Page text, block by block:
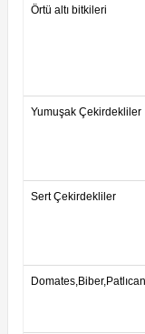
Örtü altı bitkileri
Yumuşak Çekirdekliler
Sert Çekirdekliler
Domates,Biber,Patlıcan